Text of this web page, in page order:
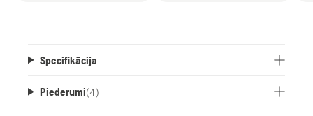
Specifikācija
Piederumi(4)